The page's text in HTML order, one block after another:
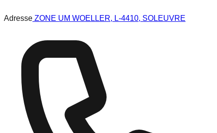
Adresse ZONE UM WOELLER, L-4410, SOLEUVRE